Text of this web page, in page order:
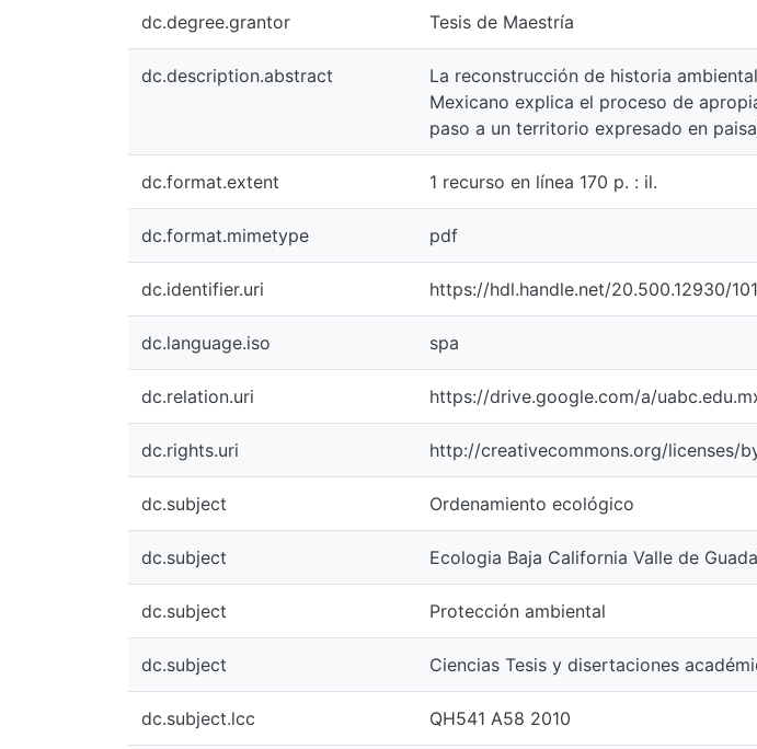
dc.degree.grantor Tesis de Maestría
dc.description.abstract
La reconstrucción de historia
Mexicano explica el proceso de
paso a un territorio expresado en
dc.format.extent 1 recurso en línea 170 p. : il.
dc.format.mimetype pdf
dc.identifier.uri https://hdl.handle.net/20.500.12930/
dc.language.iso spa
dc.relation.uri https://drive.google.com/a/
dc.rights.uri http://creativecommons.org/licenses/
dc.subject Ordenamiento ecológico
dc.subject Ecologia Baja California Valle de
dc.subject Protección ambiental
dc.subject Ciencias Tesis y disertaciones
dc.subject.lcc QH541 A58 2010